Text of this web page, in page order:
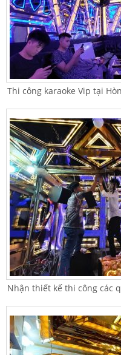
Thi công karaoke Vip tại
Nhận thiết kế thi công các